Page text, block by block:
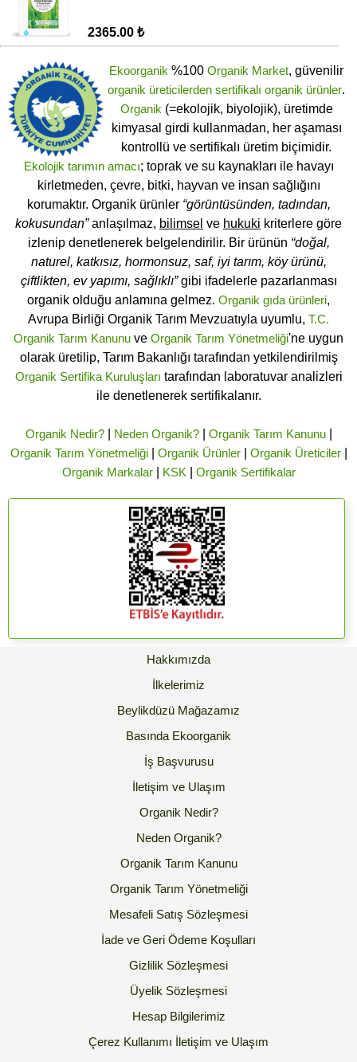
2365.00 ₺
Ekoorganik %100 Organik Market, güvenilir
organik üreticilerden sertifikalı organik ürünler.
Organik (=ekolojik, biyolojik), üretimde
kimyasal girdi kullanmadan, her aşaması
kontrollü ve sertifikalı üretim biçimidir.
Ekolojik tarımın amacı; toprak ve su kaynakları ile havayı
kirletmeden, çevre, bitki, hayvan ve insan sağlığını
korumaktır. Organik ürünler “görüntüsünden, tadından,
kokusundan”anlaşılmaz, bilimsel ve hukuki kriterlere göre
izlenip denetlenerek belgelendirilir. Bir ürünün “doğal,
naturel, katkısız, hormonsuz, saf, iyi tarım, köy ürünü,
çiftlikten, ev yapımı, sağlıklı”gibi ifadelerle pazarlanması
organik olduğu anlamına gelmez. Organik gıda ürünleri,
Avrupa Birliği Organik Tarım Mevzuatıyla uyumlu, T.C.
Organik Tarım Kanunu ve Organik Tarım Yönetmeliği'ne uygun
olarak üretilip, Tarım Bakanlığı tarafından yetkilendirilmiş
Organik Sertifika Kuruluşları tarafından laboratuvar analizleri
ile denetlenerek sertifikalanır.
Organik Nedir?| Neden Organik?| Organik Tarım Kanunu|
Organik Tarım Yönetmeliği| Organik Ürünler| Organik Üreticiler|
Organik Markalar| KSK Organik Sertifikalar
Hakkımızda
İlkelerimiz
Beylikdüzü Mağazamız
Basında Ekoorganik
İş Başvurusu
İletişim ve Ulaşım
Organik Nedir?
Neden Organik?
Organik Tarım Kanunu
Organik Tarım Yönetmeliği
Mesafeli Satış Sözleşmesi
İade ve Geri Ödeme Koşulları
Gizlilik Sözleşmesi
Üyelik Sözleşmesi
Hesap Bilgilerimiz
Çerez Kullanımı İletişim ve Ulaşım